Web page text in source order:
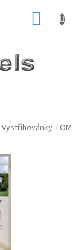
Vystřihovánky TOM